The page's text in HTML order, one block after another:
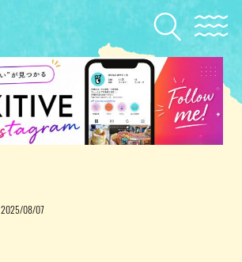
2025/08/07